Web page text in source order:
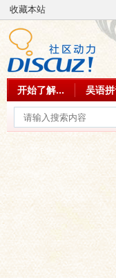
收藏本站
开始了解... 吴语